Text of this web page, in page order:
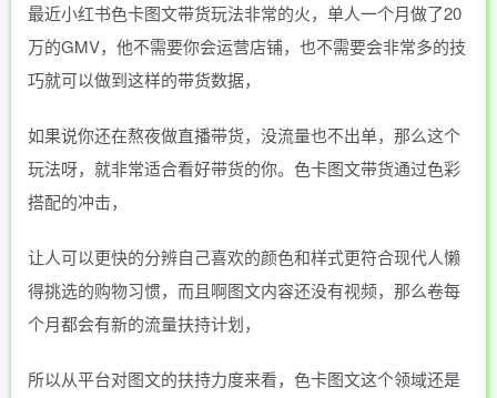
最近小红书色卡图文带货玩法非常的火，单人一个月做了20
万的GMV，他不需要你会运营店铺，也不需要会非常多的技
巧就可以做到这样的带货数据，
如果说你还在熬夜做直播带货，没流量也不出单，那么这个
玩法呀，就非常适合看好带货的你。色卡图文带货通过色彩
搭配的冲击，
让人可以更快的分辨自己喜欢的颜色和样式更符合现代人懒
得挑选的购物习惯，而且啊图文内容还没有视频，那么卷每
个月都会有新的流量扶持计划，
所以从平台对图文的扶持力度来看，色卡图文这个领域还是